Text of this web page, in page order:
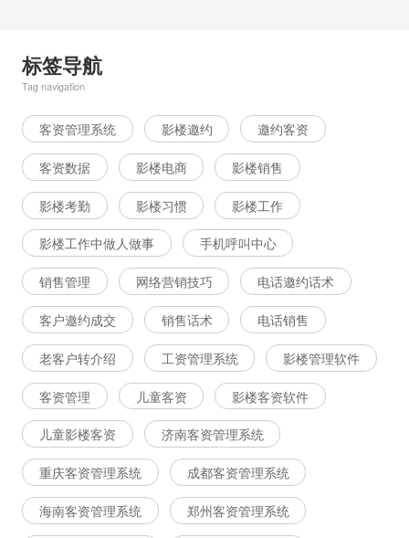
标签导航
Tag navigation
客资管理系统 影楼邀约 邀约客资
客资数据 影楼电商 影楼销售
影楼考勤 影楼习惯 影楼工作
影楼工作中做人做事 手机呼叫中心
销售管理 网络营销技巧 电话邀约话术
客户邀约成交 销售话术 电话销售
老客户转介绍 工资管理系统 影楼管理软件
客资管理 儿童客资 影楼客资软件
儿童影楼客资 济南客资管理系统
重庆客资管理系统 成都客资管理系统
海南客资管理系统 郑州客资管理系统